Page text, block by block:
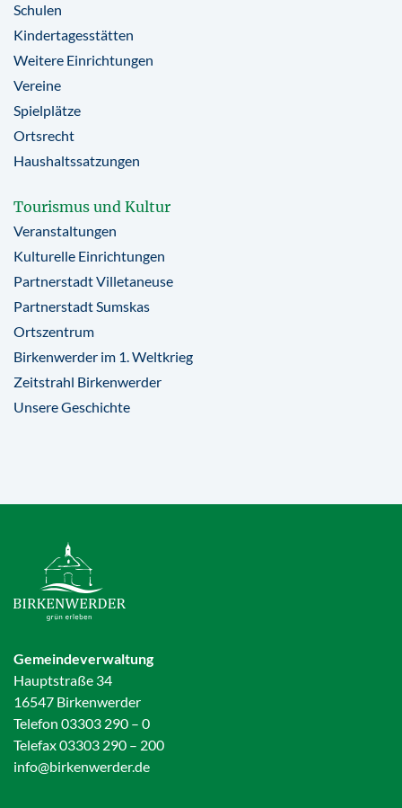
Schulen
Kindertagesstätten
Weitere Einrichtungen
Vereine
Spielplätze
Ortsrecht
Haushaltssatzungen
Tourismus und Kultur
Veranstaltungen
Kulturelle Einrichtungen
Partnerstadt Villetaneuse
Partnerstadt Sumskas
Ortszentrum
Birkenwerder im 1. Weltkrieg
Zeitstrahl Birkenwerder
Unsere Geschichte
Gemeindeverwaltung
Hauptstraße 34
16547 Birkenwerder
Telefon 03303 290 – 0
Telefax 03303 290 – 200
info@birkenwerder.de